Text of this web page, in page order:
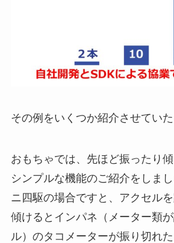
その例をいくつか紹介させていた
おもちゃでは、先ほど振ったり
シンプルな機能のご紹介をしま
ニ四駆の場合ですと、アクセル
傾けるとインパネ（メーター類
ル）のタコメーターが振り切れ